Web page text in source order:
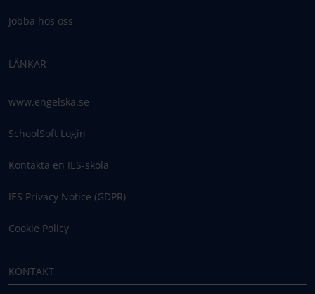
Jobba hos oss
LÄNKAR
www.engelska.se
SchoolSoft Login
Kontakta en IES-skola
IES Privacy Notice (GDPR)
Cookie Policy
KONTAKT